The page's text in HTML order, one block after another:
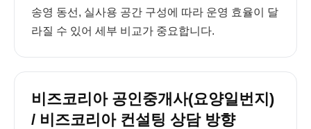
송영 동선, 실사용 공간 구성에 따라 운영 효율이 달
라질 수 있어 세부 비교가 중요합니다.
비즈코리아 공인중개사(요양일번지)
/ 비즈코리아 컨설팅 상담 방향